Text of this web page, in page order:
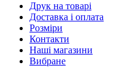
Друк на товарі
Доставка і оплата
Розміри
Контакти
Наші магазини
Вибране